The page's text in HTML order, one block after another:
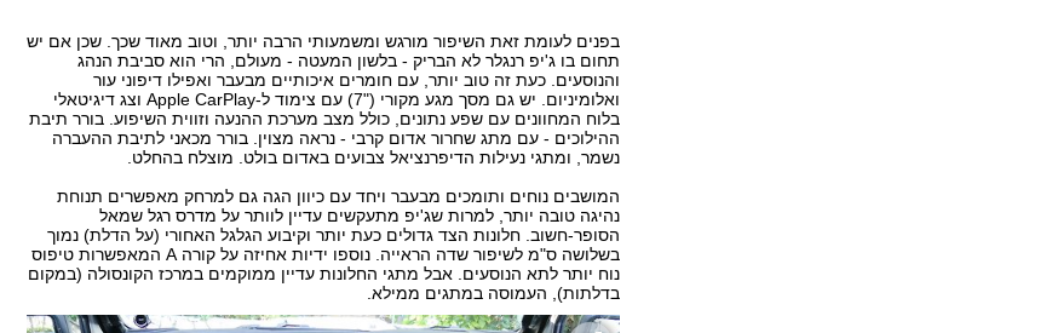
בפנים לעומת זאת השיפור מורגש ומשמעותי הרבה יותר, וטוב מאוד שכך. שכן אם יש
תחום בו ג'יפ רנגלר לא הבריק - בלשון המעטה - מעולם, הרי הוא סביבת הנהג
והנוסעים. כעת זה טוב יותר, עם חומרים איכותיים מבעבר ואפילו דיפוני עור
ואלומיניום. יש גם מסך מגע מקורי ("7) עם צימוד ל-Apple CarPlay וצג דיגיטאלי
בלוח המחוונים עם שפע נתונים, כולל מצב מערכת ההנעה וזווית השיפוע. בורר תיבת
ההילוכים - עם מתג שחרור אדום קרבי - נראה מצוין. בורר מכאני לתיבת ההעברה
נשמר, ומתגי נעילות הדיפרנציאל צבועים באדום בולט. מוצלח בהחלט.
המושבים נוחים ותומכים מבעבר ויחד עם כיוון הגה גם למרחק מאפשרים תנוחת
נהיגה טובה יותר, למרות שג'יפ מתעקשים עדיין לוותר על מדרס רגל שמאל
הסופר-חשוב. חלונות הצד גדולים כעת יותר וקיבוע הגלגל האחורי (על הדלת) נמוך
בשלושה ס"מ לשיפור שדה הראייה. נוספו ידיות אחיזה על קורה A המאפשרות טיפוס
נוח יותר לתא הנוסעים. אבל מתגי החלונות עדיין ממוקמים במרכז הקונסולה (במקום
בדלתות), העמוסה במתגים ממילא.